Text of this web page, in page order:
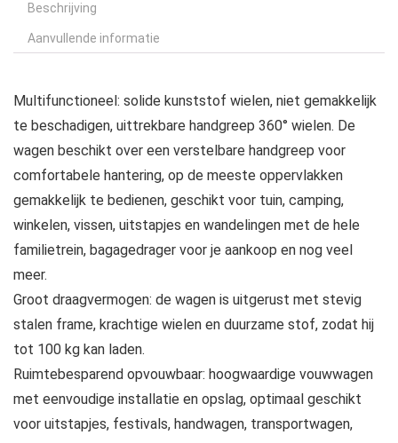
Beschrijving
Aanvullende informatie
Multifunctioneel: solide kunststof wielen, niet gemakkelijk
te beschadigen, uittrekbare handgreep 360° wielen. De
wagen beschikt over een verstelbare handgreep voor
comfortabele hantering, op de meeste oppervlakken
gemakkelijk te bedienen, geschikt voor tuin, camping,
winkelen, vissen, uitstapjes en wandelingen met de hele
familietrein, bagagedrager voor je aankoop en nog veel
meer.
Groot draagvermogen: de wagen is uitgerust met stevig
stalen frame, krachtige wielen en duurzame stof, zodat hij
tot 100 kg kan laden.
Ruimtebesparend opvouwbaar: hoogwaardige vouwwagen
met eenvoudige installatie en opslag, optimaal geschikt
voor uitstapjes, festivals, handwagen, transportwagen,